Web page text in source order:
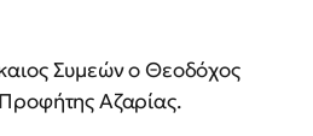
Συμεών ο Θεοδόχος
Αζαρίας.